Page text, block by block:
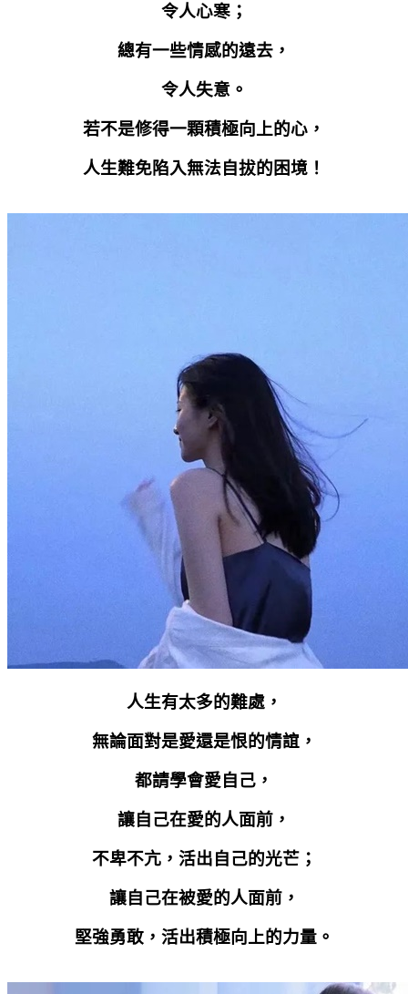
令人心寒；
總有一些情感的遠去，
令人失意。
若不是修得一顆積極向上的心，
人生難免陷入無法自拔的困境！
人生有太多的難處，
無論面對是愛還是恨的情誼，
都請學會愛自己，
讓自己在愛的人面前，
不卑不亢，活出自己的光芒；
讓自己在被愛的人面前，
堅強勇敢，活出積極向上的力量。